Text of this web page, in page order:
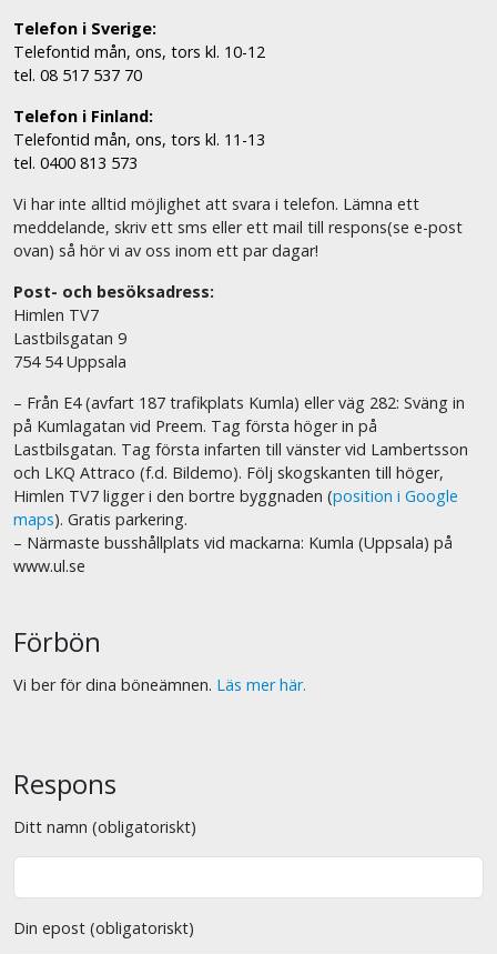
Telefon i Sverige:
Telefontid mån, ons, tors kl. 10-12
tel. 08 517 537 70
Telefon i Finland:
Telefontid mån, ons, tors kl. 11-13
tel. 0400 813 573
Vi har inte alltid möjlighet att svara i telefon. Lämna ett
meddelande, skriv ett sms eller ett mail till respons(se e-post
ovan) så hör vi av oss inom ett par dagar!
Post- och besöksadress:
Himlen TV7
Lastbilsgatan 9
754 54 Uppsala
– Från E4 (avfart 187 trafikplats Kumla) eller väg 282: Sväng in
på Kumlagatan vid Preem. Tag första höger in på
Lastbilsgatan. Tag första infarten till vänster vid Lambertsson
och LKQ Attraco (f.d. Bildemo). Följ skogskanten till höger,
Himlen TV7 ligger i den bortre byggnaden (position i Google
maps). Gratis parkering.
– Närmaste busshållplats vid mackarna: Kumla (Uppsala) på
www.ul.se
Förbön
Vi ber för dina böneämnen. Läs mer här.
Respons
Ditt namn (obligatoriskt)
Din epost (obligatoriskt)